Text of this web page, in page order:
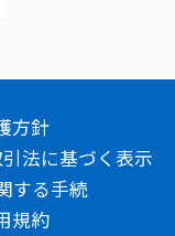
方針
法に基づく表示
する手続
規約